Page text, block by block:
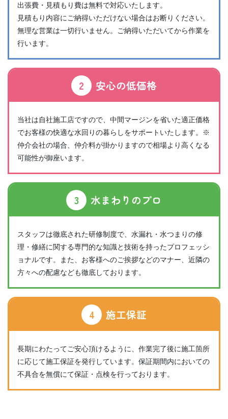
出張費・見積もり費は無料で対応いたします。
見積もり内容にご納得いただけない場合はお断りください。
無理な営業は一切行いません。ご納得いただいてから作業を
行います。
2 安心の低価格
当社は自社施工店ですので、中間マージンを省いた適正価格
でお客様の快適な水回りの暮らしをサポートいたします。※
仲介会社の場合、仲介料が掛かりますので相場より高くなる
可能性が御座います。
3 水まわりのプロ
スタッフは徹底された研修制度で、水漏れ・水つまりの修
理・修繕に関する専門的な知識と技術を持ったプロフェッシ
ョナルです。また、お客様へのご挨拶などのマナー、近隣の
方々への配慮なども徹底しております。
4 施工保証
長期にわたってご安心頂けるように、作業完了後に施工箇所
に応じて施工保証を発行しています。保証期間内においての
不具合を無償にて保証・点検を行っております。